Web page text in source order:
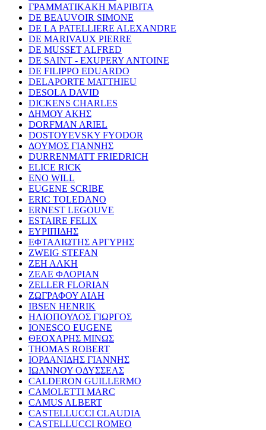
ΓΡΑΜΜΑΤΙΚΑΚΗ ΜΑΡΙΒΙΤΑ
DE BEAUVOIR SIMONE
DE LA PATELLIERE ALEXANDRE
DE MARIVAUX PIERRE
DE MUSSET ALFRED
DE SAINT - EXUPERY ANTOINE
DE FILIPPO EDUARDO
DELAPORTE MATTHIEU
DESOLA DAVID
DICKENS CHARLES
ΔΗΜΟΥ ΑΚΗΣ
DORFMAN ARIEL
DOSTOYEVSKY FYODOR
ΔΟΥΜΟΣ ΓΙΑΝΝΗΣ
DURRENMATT FRIEDRICH
ELICE RICK
ENO WILL
EUGENE SCRIBE
ERIC TOLEDANO
ERNEST LEGOUVE
ESTAIRE FELIX
ΕΥΡΙΠΙΔΗΣ
ΕΦΤΑΛΙΩΤΗΣ ΑΡΓΥΡΗΣ
ZWEIG STEFAN
ΖΕΗ ΑΛΚΗ
ΖΕΛΕ ΦΛΟΡΙΑΝ
ZELLER FLORIAN
ΖΩΓΡΑΦΟΥ ΛΙΛΗ
IBSEN HENRIK
ΗΛΙΟΠΟΥΛΟΣ ΓΙΩΡΓΟΣ
IONESCO EUGENE
ΘΕΟΧΑΡΗΣ ΜΙΝΩΣ
THOMAS ROBERT
ΙΟΡΔΑΝΙΔΗΣ ΓΙΑΝΝΗΣ
ΙΩΑΝΝΟΥ ΟΔΥΣΣΕΑΣ
CALDERON GUILLERMO
CAMOLETTI MARC
CAMUS ALBERT
CASTELLUCCI CLAUDIA
CASTELLUCCI ROMEO